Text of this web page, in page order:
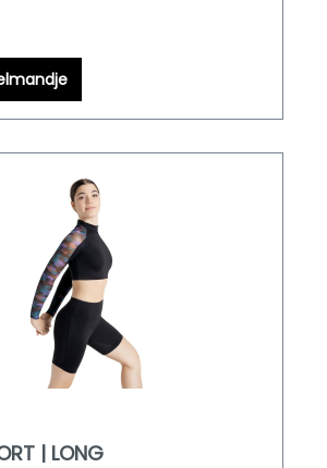
heeft een elastische band
goed blijft zitten.
| LONG